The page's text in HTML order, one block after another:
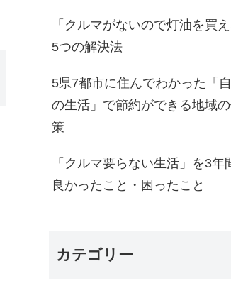
「クルマがないので灯油を買
5つの解決法
5県7都市に住んでわかった「
の生活」で節約ができる地域
策
「クルマ要らない生活」を3年
良かったこと・困ったこと
カテゴリー